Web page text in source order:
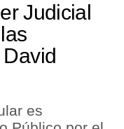
Judicial
es